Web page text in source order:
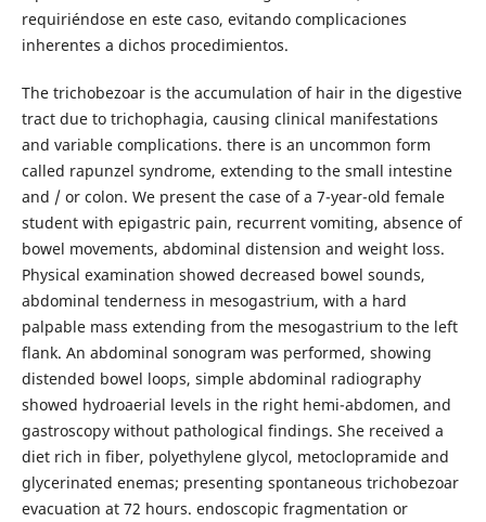
requiriéndose en este caso, evitando complicaciones
inherentes a dichos procedimientos.
The trichobezoar is the accumulation of hair in the digestive
tract due to trichophagia, causing clinical manifestations
and variable complications. there is an uncommon form
called rapunzel syndrome, extending to the small intestine
and / or colon. We present the case of a 7-year-old female
student with epigastric pain, recurrent vomiting, absence of
bowel movements, abdominal distension and weight loss.
Physical examination showed decreased bowel sounds,
abdominal tenderness in mesogastrium, with a hard
palpable mass extending from the mesogastrium to the left
flank. An abdominal sonogram was performed, showing
distended bowel loops, simple abdominal radiography
showed hydroaerial levels in the right hemi-abdomen, and
gastroscopy without pathological findings. She received a
diet rich in fiber, polyethylene glycol, metoclopramide and
glycerinated enemas; presenting spontaneous trichobezoar
evacuation at 72 hours. endoscopic fragmentation or